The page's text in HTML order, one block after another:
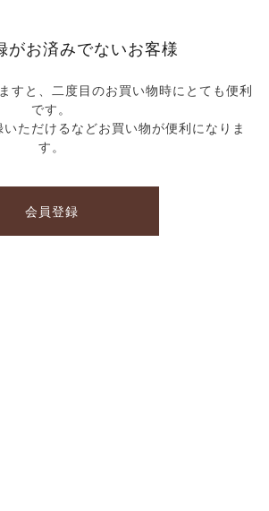
がお済みでないお客様
すと、二度目のお買い物時にとても便利
です。
ただけるなどお買い物が便利になりま
す。
会員登録